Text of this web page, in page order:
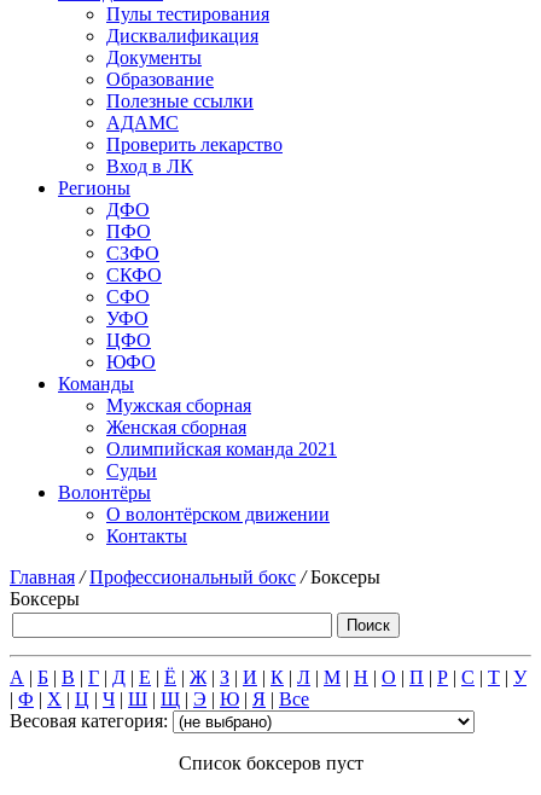
Пулы тестирования
Дисквалификация
Документы
Образование
Полезные ссылки
АДАМС
Проверить лекарство
Вход в ЛК
Регионы
ДФО
ПФО
СЗФО
СКФО
СФО
УФО
ЦФО
ЮФО
Команды
Мужская сборная
Женская сборная
Олимпийская команда 2021
Судьи
Волонтёры
О волонтёрском движении
Контакты
Главная / Профессиональный бокс /Боксеры
Боксеры
А | Б | В | Г | Д | Е | Ё | Ж | З | И | К | Л | М | Н | О | П | Р | С | Т | У
| Ф | Х | Ц | Ч | Ш | Щ | Э | Ю | Я | Все
Весовая категория:
Список боксеров пуст